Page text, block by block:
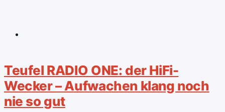
Teufel RADIO ONE: der HiFi-
Wecker – Aufwachen klang noch
nie so gut